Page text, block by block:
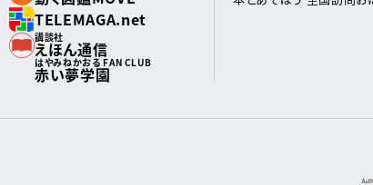
TELEMAGA.net
講談社
えほん通信
はやみねかおる FAN CLUB
赤い夢学園